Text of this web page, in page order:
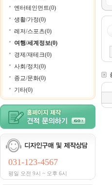
엔터테인먼트(0)
생활/가정(0)
레저/스포츠(0)
여행/세계정보(0)
경제/재테크(0)
사회/정치(0)
종교/문화(0)
기타(0)
031-123-4567
평일 오전 9시 ~ 오후 6시